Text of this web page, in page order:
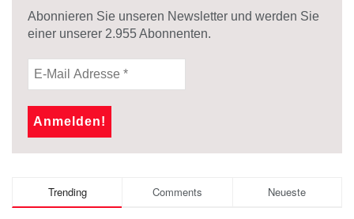
Abonnieren Sie unseren Newsletter und werden Sie
einer unserer 2.955Abonnenten.
Trending Comments Neueste